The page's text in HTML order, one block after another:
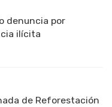
denuncia por
ilícita
de Reforestación